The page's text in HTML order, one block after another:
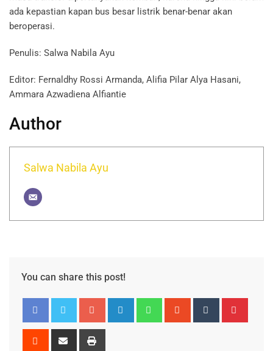
ada kepastian kapan bus besar listrik benar-benar akan
beroperasi.
Penulis: Salwa Nabila Ayu
Editor: Fernaldhy Rossi Armanda, Alifia Pilar Alya Hasani,
Ammara Azwadiena Alfiantie
Author
Salwa Nabila Ayu
You can share this post!